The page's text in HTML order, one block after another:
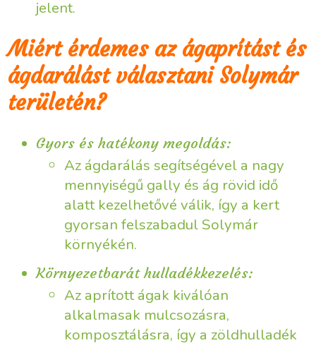
jelent.
Miért érdemes az ágaprítást és
ágdarálást választani Solymár
területén?
Gyors és hatékony megoldás:
Az ágdarálás segítségével a nagy
mennyiségű gally és ág rövid idő
alatt kezelhetővé válik, így a kert
gyorsan felszabadul Solymár
környékén.
Környezetbarát hulladékkezelés:
Az aprított ágak kiválóan
alkalmasak mulcsozásra,
komposztálásra, így a zöldhulladék